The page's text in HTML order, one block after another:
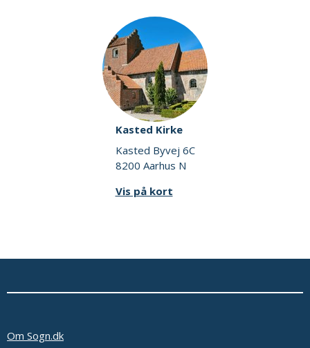
Kasted Kirke
Kasted Byvej 6C
8200 Aarhus N
Vis på kort
Om Sogn.dk